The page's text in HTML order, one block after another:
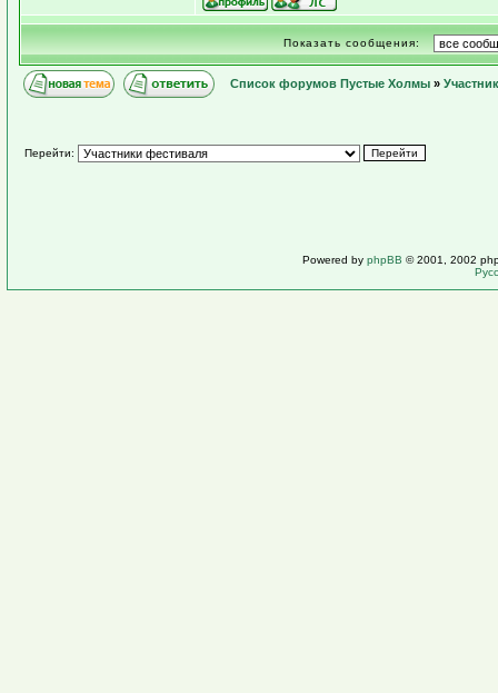
Показать сообщения:
Список форумов Пустые Холмы »
Перейти:
Powered by phpBB © 2001, 2002